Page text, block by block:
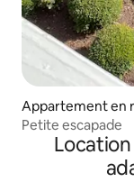
Appartement en
Petite escapade